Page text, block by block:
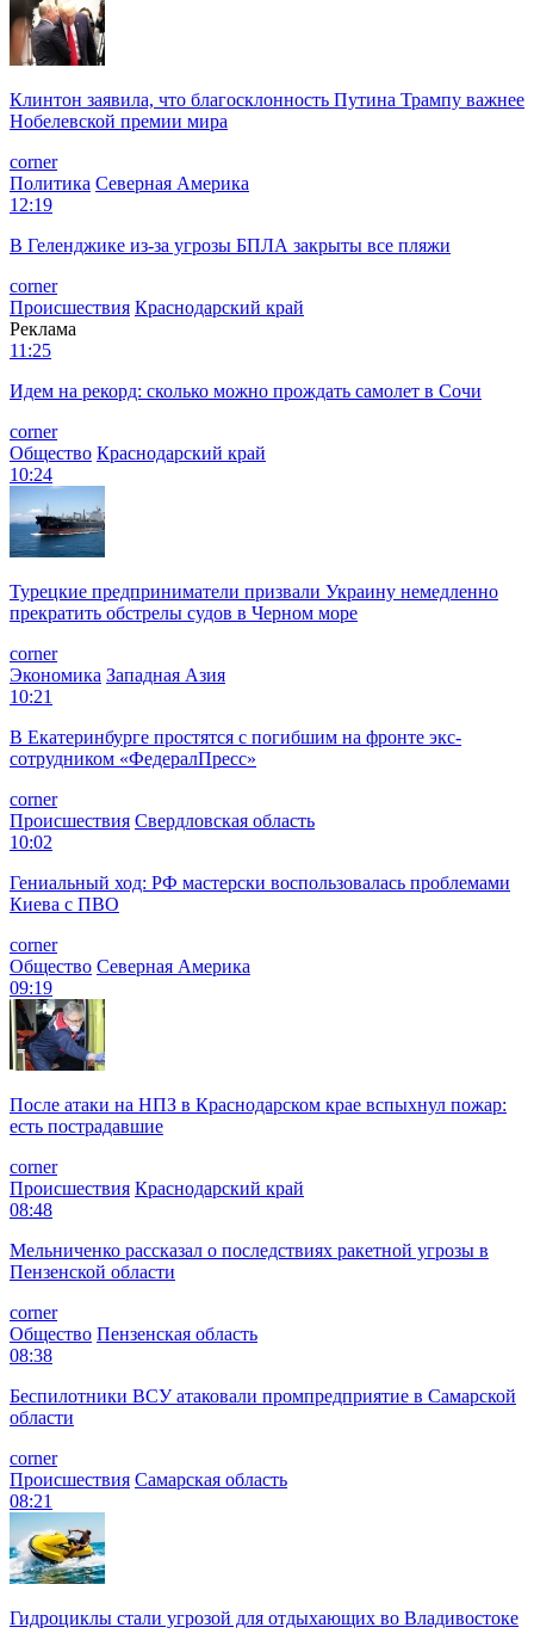
Клинтон заявила, что благосклонность Путина Трампу важнее
Нобелевской премии мира
corner
Политика Северная Америка
12:19
В Геленджике из-за угрозы БПЛА закрыты все пляжи
corner
Происшествия Краснодарский край
Реклама
11:25
Идем на рекорд: сколько можно прождать самолет в Сочи
corner
Общество Краснодарский край
10:24
Турецкие предприниматели призвали Украину немедленно
прекратить обстрелы судов в Черном море
corner
Экономика Западная Азия
10:21
В Екатеринбурге простятся с погибшим на фронте экс-
сотрудником «ФедералПресс»
corner
Происшествия Свердловская область
10:02
Гениальный ход: РФ мастерски воспользовалась проблемами
Киева с ПВО
corner
Общество Северная Америка
09:19
После атаки на НПЗ в Краснодарском крае вспыхнул пожар:
есть пострадавшие
corner
Происшествия Краснодарский край
08:48
Мельниченко рассказал о последствиях ракетной угрозы в
Пензенской области
corner
Общество Пензенская область
08:38
Беспилотники ВСУ атаковали промпредприятие в Самарской
области
corner
Происшествия Самарская область
08:21
Гидроциклы стали угрозой для отдыхающих во Владивостоке